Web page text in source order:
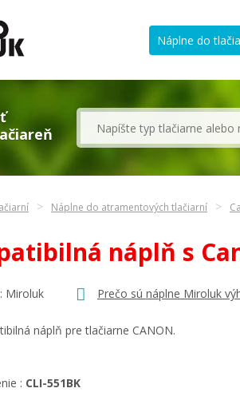
Náplne do
Náplne do atramentových tlačiarní
náplň s
Miroluk Prečo sú náplne Miroluk
náplň pre tlačiarne CANON.
: CLI-551BK